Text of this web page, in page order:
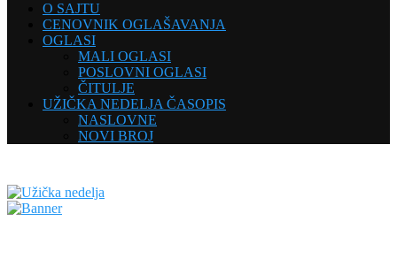
O SAJTU
CENOVNIK OGLAŠAVANJA
OGLASI
MALI OGLASI
POSLOVNI OGLASI
ČITULJE
UŽIČKA NEDELJA ČASOPIS
NASLOVNE
NOVI BROJ